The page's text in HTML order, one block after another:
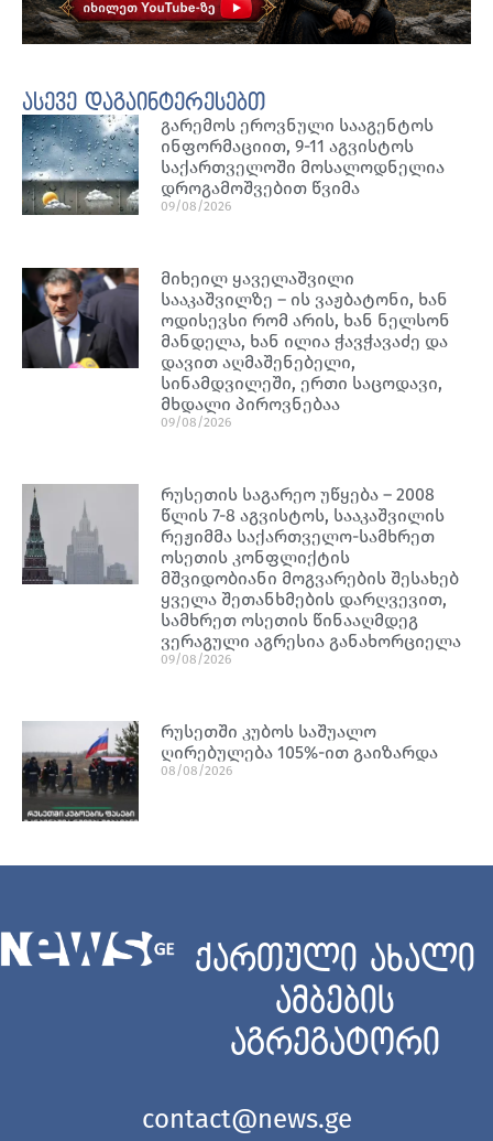
ასევე დაგაინტერესებთ
გარემოს ეროვნული სააგენტოს
ინფორმაციით, 9-11 აგვისტოს
საქართველოში მოსალოდნელია
დროგამოშვებით წვიმა
09/08/2026
მიხეილ ყაველაშვილი
სააკაშვილზე – ის ვაჟბატონი, ხან
ოდისევსი რომ არის, ხან ნელსონ
მანდელა, ხან ილია ჭავჭავაძე და
დავით აღმაშენებელი,
სინამდვილეში, ერთი საცოდავი,
მხდალი პიროვნებაა
09/08/2026
რუსეთის საგარეო უწყება – 2008
წლის 7-8 აგვისტოს, სააკაშვილის
რეჟიმმა საქართველო-სამხრეთ
ოსეთის კონფლიქტის
მშვიდობიანი მოგვარების შესახებ
ყველა შეთანხმების დარღვევით,
სამხრეთ ოსეთის წინააღმდეგ
ვერაგული აგრესია განახორციელა
09/08/2026
რუსეთში კუბოს საშუალო
ღირებულება 105%-ით გაიზარდა
08/08/2026
ქართული ახალი
ამბების
აგრეგატორი
contact@news.ge